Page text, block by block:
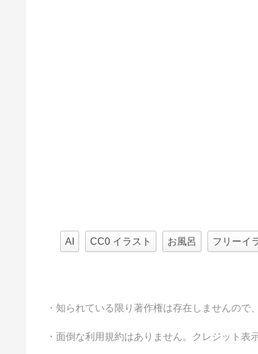
AI CC0 イラスト お風呂 フリーイ
・知られている限り著作権は存在しませんの
・面倒な利用規約はありません。クレジット